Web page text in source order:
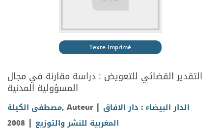
Texte Imprimé
التقدير القضائي للتعويض : دراسة مقارنة في مجال
المسؤولية المدنية
مصطفى الكيلة, Auteur | الدار البيضاء : دار الافاق
المغربية للنشر والتوزيع |
2008